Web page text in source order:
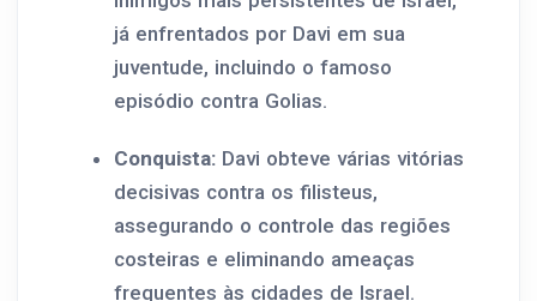
já enfrentados por Davi em sua
juventude, incluindo o famoso
episódio contra Golias.
Conquista: Davi obteve várias vitórias
decisivas contra os filisteus,
assegurando o controle das regiões
costeiras e eliminando ameaças
frequentes às cidades de Israel.